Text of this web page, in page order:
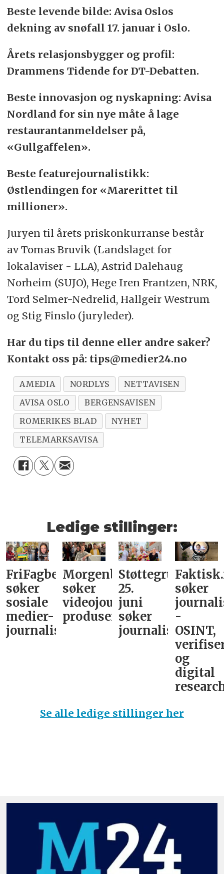
Beste levende bilde: Avisa Oslos
dekning av snøfall 17. januar i Oslo.
Årets relasjonsbygger og profil:
Drammens Tidende for DT-Debatten.
Beste innovasjon og nyskapning: Avisa
Nordland for sin nye måte å lage
restaurantanmeldelser på,
«Gullgaffelen».
Beste featurejournalistikk:
Østlendingen for «Marerittet til
millioner».
Juryen til årets priskonkurranse består
av Tomas Bruvik (Landslaget for
lokalaviser - LLA), Astrid Dalehaug
Norheim (SUJO), Hege Iren Frantzen, NRK,
Tord Selmer-Nedrelid, Hallgeir Westrum
og Stig Finslo (juryleder).
Har du tips til denne eller andre saker?
Kontakt oss på: tips@medier24.no
AMEDIA NORDLYS
NETTAVISEN
AVISA OSLO
BERGENSAVISEN
ROMERIKES BLAD
NYHET
TELEMARKSAVISA
Ledige stillinger:
FriFagbevegelse
søker
sosiale
medier-
journalist
Morgenbladet
søker
videojournalist/podkast-
produsent
Støttegruppa
25.
juni
søker
journalist
søker
-
OSINT,
og
digital
Se alle ledige stillinger her